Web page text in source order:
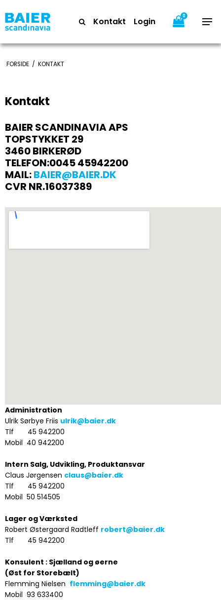
Kontakt Login 0
FORSIDE / KONTAKT
Kontakt
BAIER SCANDINAVIA APS
TOPSTYKKET 29
3460 BIRKERØD
TELEFON:0045 45942200
MAIL:BAIER@BAIER.DK
CVR NR.16037389
Administration
Ulrik Sørbye Friis ulrik@baier.dk
Tlf 45 942200
Mobil 40 942200
Intern Salg, Udvikling, Produktansvar
Claus Jørgensen claus@baier.dk
Tlf 45 942200
Mobil 50 514505
Lager og Værksted
Robert Østergaard Radtleff robert@baier.dk
Tlf 45 942200
Konsulent : Sjælland og øerne
(Øst for Storebælt)
Flemming Nielsen flemming@baier.dk
Mobil 93 633400